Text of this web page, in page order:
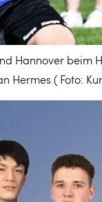
Hannover beim
Hermes ( Foto: